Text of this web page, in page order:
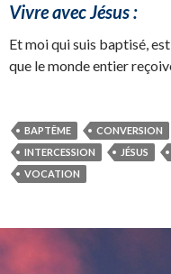
Vivre avec Jésus :
Et moi qui suis baptisé,
que le monde entier
BAPTÊME CONVERSION
INTERCESSION
JÉSUS
VOCATION